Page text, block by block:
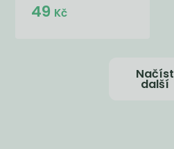
49 Kč
Načíst
další